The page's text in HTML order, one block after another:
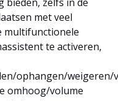
met veel
multifunctionele
te activeren,
ophangen/weigeren/
omhoog/volume